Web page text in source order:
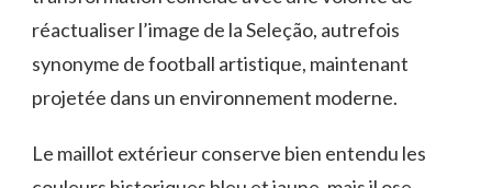
réactualiser l’image de la Seleção, autrefois
synonyme de football artistique, maintenant
projetée dans un environnement moderne.
Le maillot extérieur conserve bien entendu les